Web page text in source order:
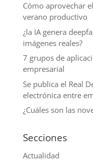
Cómo aprovechar
verano productivo
¿la IA genera
imágenes reales?
7 grupos de
empresarial
Se publica el Real
electrónica entre
¿Cuáles son las
Secciones
Actualidad